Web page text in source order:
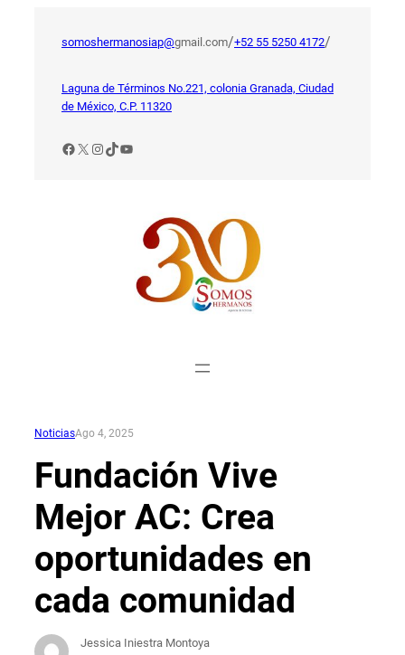
somoshermanosiap@gmail.com/+52 55 5250 4172/
Laguna de Términos No.221, colonia Granada, Ciudad
de México, C.P. 11320
Facebook
X Instagram
TikTok
YouTube
NoticiasAgo 4, 2025
Fundación Vive
Mejor AC: Crea
oportunidades en
cada comunidad
Jessica Iniestra Montoya